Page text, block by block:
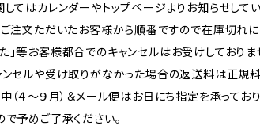
してはカレンダーやトップページよりお知らせし
注文ただいたお客様から順番ですので在庫切れに
」等お客様都合でのキャンセルはお受けしておりま
ンセルや受け取りがなかった場合の返送料は正規
中（４～９月）＆メール便はお日にち指定を承って
で予めご了承ください。